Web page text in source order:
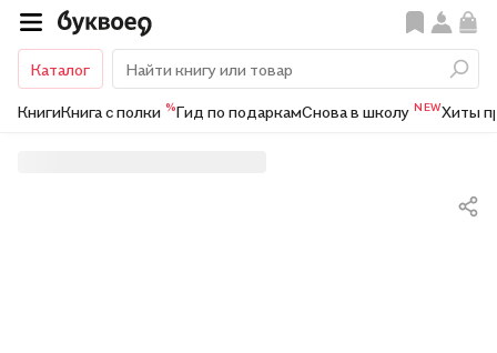
Каталог
КнигиКнига с полки %Гид по подаркамСнова в школу NEWХиты